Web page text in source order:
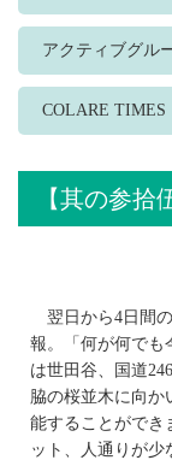
アクティブグル
COLARE TIMES
【其の参
翌日から4日間
報。「何が何でも
は世田谷、国道
脇の桜並木に向か
能することができ
ット、人通りが少